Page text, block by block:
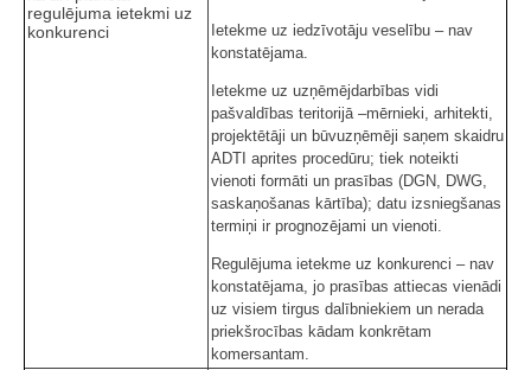
regulējuma ietekmi uz
konkurenci
Ietekme uz iedzīvotāju veselību – nav
konstatējama.
Ietekme uz uzņēmējdarbības vidi
pašvaldības teritorijā –mērnieki, arhitekti,
projektētāji un būvuzņēmēji saņem skaidru
ADTI aprites procedūru; tiek noteikti
vienoti formāti un prasības (DGN, DWG,
saskaņošanas kārtība); datu izsniegšanas
termiņi ir prognozējami un vienoti.
Regulējuma ietekme uz konkurenci – nav
konstatējama, jo prasības attiecas vienādi
uz visiem tirgus dalībniekiem un nerada
priekšrocības kādam konkrētam
komersantam.